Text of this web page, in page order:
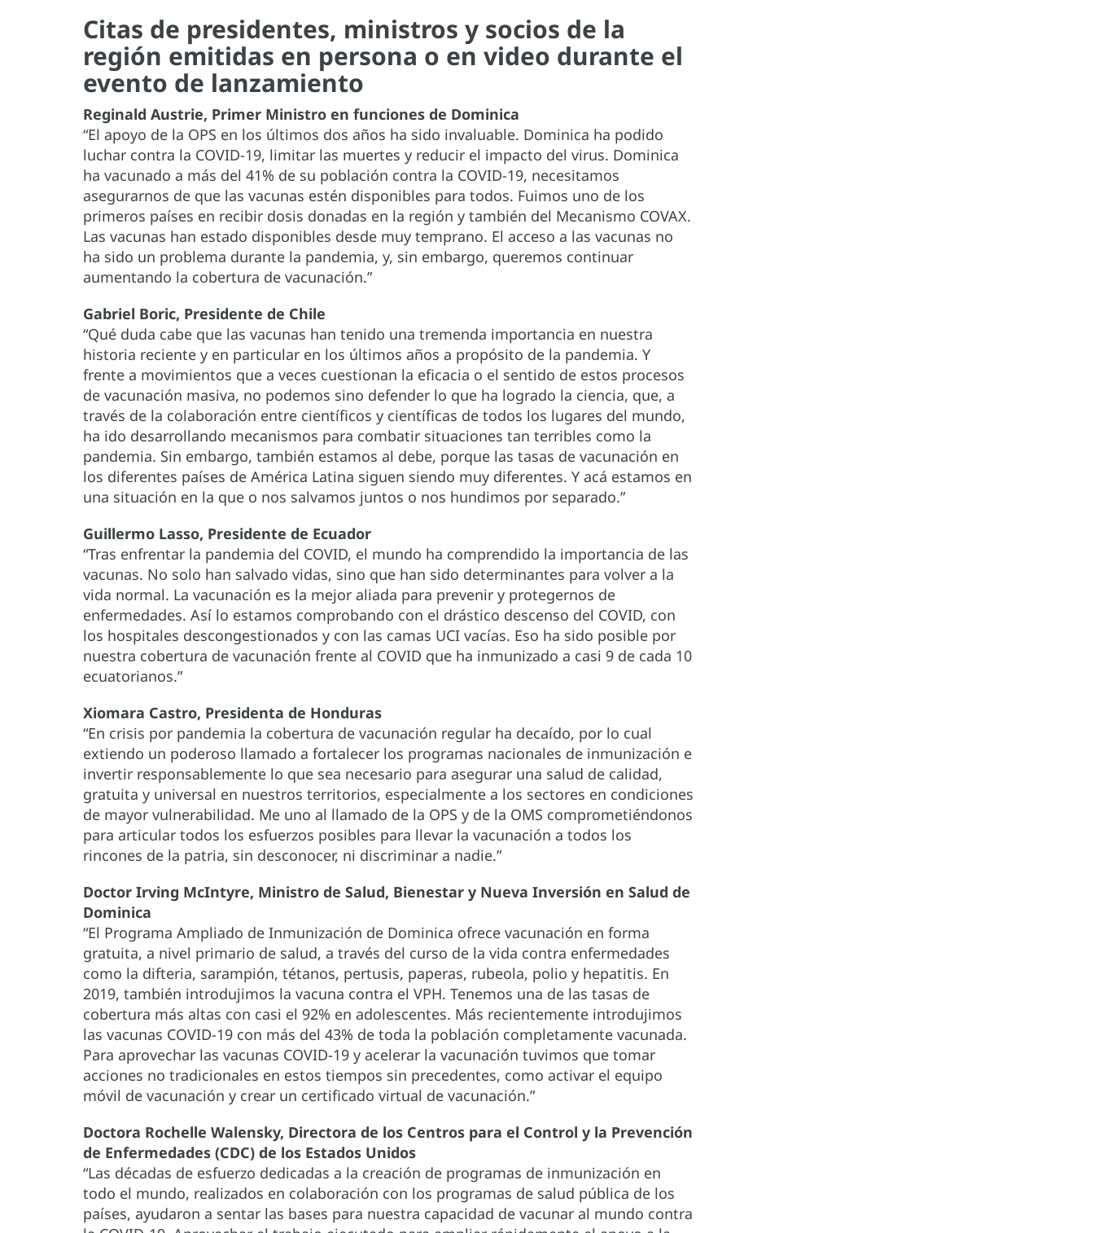
Citas de presidentes, ministros y socios de la
región emitidas en persona o en video durante el
evento de lanzamiento
Reginald Austrie, Primer Ministro en funciones de Dominica
“El apoyo de la OPS en los últimos dos años ha sido invaluable. Dominica ha podido
luchar contra la COVID-19, limitar las muertes y reducir el impacto del virus. Dominica
ha vacunado a más del 41% de su población contra la COVID-19, necesitamos
asegurarnos de que las vacunas estén disponibles para todos. Fuimos uno de los
primeros países en recibir dosis donadas en la región y también del Mecanismo COVAX.
Las vacunas han estado disponibles desde muy temprano. El acceso a las vacunas no
ha sido un problema durante la pandemia, y, sin embargo, queremos continuar
aumentando la cobertura de vacunación.”
Gabriel Boric, Presidente de Chile
“Qué duda cabe que las vacunas han tenido una tremenda importancia en nuestra
historia reciente y en particular en los últimos años a propósito de la pandemia. Y
frente a movimientos que a veces cuestionan la eficacia o el sentido de estos procesos
de vacunación masiva, no podemos sino defender lo que ha logrado la ciencia, que, a
través de la colaboración entre científicos y científicas de todos los lugares del mundo,
ha ido desarrollando mecanismos para combatir situaciones tan terribles como la
pandemia. Sin embargo, también estamos al debe, porque las tasas de vacunación en
los diferentes países de América Latina siguen siendo muy diferentes. Y acá estamos en
una situación en la que o nos salvamos juntos o nos hundimos por separado.”
Guillermo Lasso, Presidente de Ecuador
“Tras enfrentar la pandemia del COVID, el mundo ha comprendido la importancia de las
vacunas. No solo han salvado vidas, sino que han sido determinantes para volver a la
vida normal. La vacunación es la mejor aliada para prevenir y protegernos de
enfermedades. Así lo estamos comprobando con el drástico descenso del COVID, con
los hospitales descongestionados y con las camas UCI vacías. Eso ha sido posible por
nuestra cobertura de vacunación frente al COVID que ha inmunizado a casi 9 de cada 10
ecuatorianos.”
Xiomara Castro, Presidenta de Honduras
“En crisis por pandemia la cobertura de vacunación regular ha decaído, por lo cual
extiendo un poderoso llamado a fortalecer los programas nacionales de inmunización e
invertir responsablemente lo que sea necesario para asegurar una salud de calidad,
gratuita y universal en nuestros territorios, especialmente a los sectores en condiciones
de mayor vulnerabilidad. Me uno al llamado de la OPS y de la OMS comprometiéndonos
para articular todos los esfuerzos posibles para llevar la vacunación a todos los
rincones de la patria, sin desconocer, ni discriminar a nadie.”
Doctor Irving McIntyre, Ministro de Salud, Bienestar y Nueva Inversión en Salud de
Dominica
“El Programa Ampliado de Inmunización de Dominica ofrece vacunación en forma
gratuita, a nivel primario de salud, a través del curso de la vida contra enfermedades
como la difteria, sarampión, tétanos, pertusis, paperas, rubeola, polio y hepatitis. En
2019, también introdujimos la vacuna contra el VPH. Tenemos una de las tasas de
cobertura más altas con casi el 92% en adolescentes. Más recientemente introdujimos
las vacunas COVID-19 con más del 43% de toda la población completamente vacunada.
Para aprovechar las vacunas COVID-19 y acelerar la vacunación tuvimos que tomar
acciones no tradicionales en estos tiempos sin precedentes, como activar el equipo
móvil de vacunación y crear un certificado virtual de vacunación.”
Doctora Rochelle Walensky, Directora de los Centros para el Control y la Prevención
de Enfermedades (CDC) de los Estados Unidos
“Las décadas de esfuerzo dedicadas a la creación de programas de inmunización en
todo el mundo, realizados en colaboración con los programas de salud pública de los
países, ayudaron a sentar las bases para nuestra capacidad de vacunar al mundo contra